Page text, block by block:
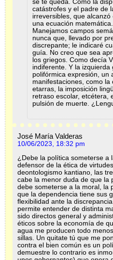
se te queda. Como la
catástrofes y el padre de
irreversibles, que
una ecuación
Manejamos campos
nunca que, llevado por
discrepante; le indicaré
guía. No creo que sea
los griegos. Como decía
indiferente. Y la
polifórmica expresión, un
manifestaciones, como
etarras, la imposición
retraso escolar, etcétera,
pulsión de muerte.
José María Valderas
10/06/2023, 18:32 pm
¿Debe la política someterse a
defensor de la ética de
deontologismo kantiano, las
cabe la menor duda de que la
debe someterse a la moral, la
que la dependencia tiene sus
flexibilidad ante la
permite entender de distinta
sido directos general y
éticos sobre la economía de
agua me producen todo
sillas. Un quitate tú que me
contra el bien común es un
demuestre lo contrario es